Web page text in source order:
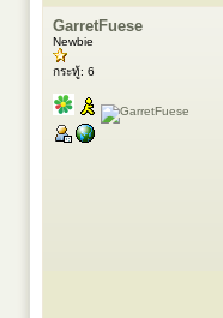
GarretFuese
Newbie
กระทู้: 6